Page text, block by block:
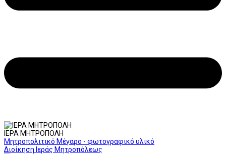
ΙΕΡΑ ΜΗΤΡΟΠΟΛΗ
Μητροπολιτικό Μέγαρο - φωτογραφικό υλικό
Διοίκηση Ιεράς Μητροπόλεως